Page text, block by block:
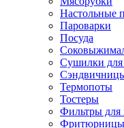
Настольные
Пароварки
Посуда
Сушилки для
Термопоты
Тостеры
Фильтры для
Фритюрницы